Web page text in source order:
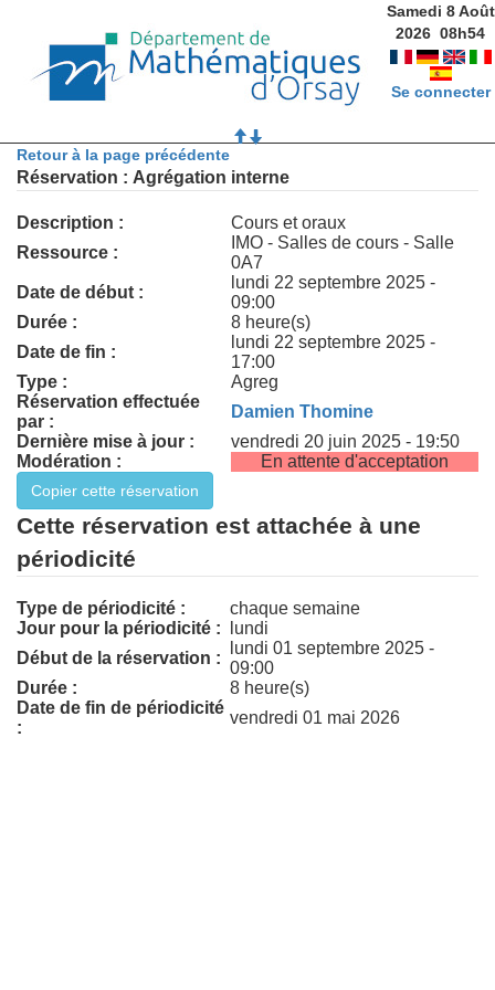
Samedi 8 Août
2026 08h54
Se connecter
Retour à la page précédente
Réservation : Agrégation interne
Description :
Cours et oraux
Ressource :
IMO - Salles de cours - Salle
0A7
Date de début :
lundi 22 septembre 2025 -
09:00
Durée :
8 heure(s)
Date de fin :
lundi 22 septembre 2025 -
17:00
Type :
Agreg
Réservation effectuée
par :
Damien Thomine
Dernière mise à jour :
vendredi 20 juin 2025 - 19:50
Modération :
En attente d'acceptation
Cette réservation est attachée à une
périodicité
Type de périodicité :
chaque semaine
Jour pour la périodicité :
lundi
Début de la réservation :
lundi 01 septembre 2025 -
09:00
Durée :
8 heure(s)
Date de fin de périodicité
:
vendredi 01 mai 2026